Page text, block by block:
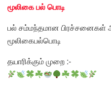
மூலிகை பல் பொடி
பல் சம்மந்தமான பிரச்சனைகள்
மூலிகைபல்பொடி
தயாரிக்கும் முறை :-